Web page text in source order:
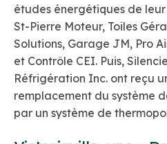
études énergétiques de
St-Pierre Moteur, Toiles
Solutions, Garage JM, Pro
et Contrôle CEI. Puis,
Réfrigération Inc. ont reçu
remplacement du système
par un système de